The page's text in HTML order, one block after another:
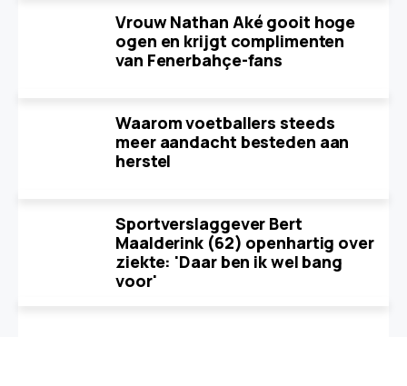
Vrouw Nathan Aké gooit hoge
ogen en krijgt complimenten
van Fenerbahçe-fans
Waarom voetballers steeds
meer aandacht besteden aan
herstel
Sportverslaggever Bert
Maalderink (62) openhartig over
ziekte: 'Daar ben ik wel bang
voor'